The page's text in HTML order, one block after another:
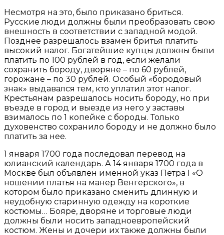
Несмотря на это, было приказано бриться.
Русские люди должны были преобразовать свою
внешность в соответствии с западной модой.
Позднее разрешалось взамен бритья платить
высокий налог. Богатейшие купцы должны были
платить по 100 рублей в год, если желали
сохранить бороду, дворяне – по 60 рублей,
горожане – по 30 рублей. Особый «бородовый
знак» выдавался тем, кто уплатил этот налог.
Крестьянам разрешалось носить бороду, но при
въезде в город и выезде из него у заставы
взималось по 1 копейке с бороды. Только
духовенство сохранило бороду и не должно было
платить за нее.
1 января 1700 года последовал перевод на
юлианский календарь. А 14 января 1700 года в
Москве был объявлен именной указ Петра I «О
ношении платья на манер Венгерского», в
котором было приказано сменить длинную и
неудобную старинную одежду на короткие
костюмы… Бояре, дворяне и торговые люди
должны были носить западноевропейский
костюм. Жены и дочери их также должны были